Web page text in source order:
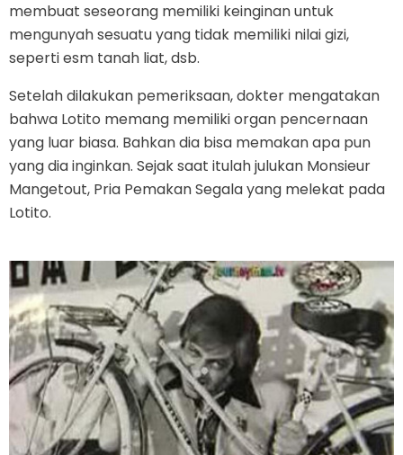
membuat seseorang memiliki keinginan untuk
mengunyah sesuatu yang tidak memiliki nilai gizi,
seperti esm tanah liat, dsb.
Setelah dilakukan pemeriksaan, dokter mengatakan
bahwa Lotito memang memiliki organ pencernaan
yang luar biasa. Bahkan dia bisa memakan apa pun
yang dia inginkan. Sejak saat itulah julukan Monsieur
Mangetout, Pria Pemakan Segala yang melekat pada
Lotito.